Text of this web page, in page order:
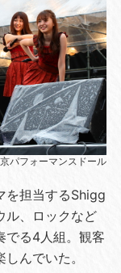
パフォーマンスドール
を担当するShigg
ル、ロックなど
でる4人組。観客
んでいた。